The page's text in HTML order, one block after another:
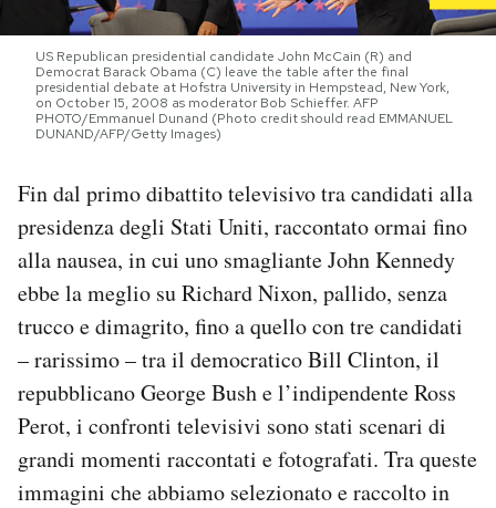
I MIEI PREFERITI
SHOP
CALENDARIO
AREA PERSONALE
Area Personale
Newsletter
Hai bisogno di aiuto?
Esci
US Republican presidential candidate John McCain (R) and
Democrat Barack Obama (C) leave the table after the final
presidential debate at Hofstra University in Hempstead, New York,
on October 15, 2008 as moderator Bob Schieffer. AFP
PHOTO/Emmanuel Dunand (Photo credit should read EMMANUEL
DUNAND/AFP/Getty Images)
Fin dal primo dibattito televisivo tra candidati alla
presidenza degli Stati Uniti, raccontato ormai fino
alla nausea, in cui uno smagliante John Kennedy
ebbe la meglio su Richard Nixon, pallido, senza
trucco e dimagrito, fino a quello con tre candidati
– rarissimo – tra il democratico Bill Clinton, il
repubblicano George Bush e l’indipendente Ross
Perot, i confronti televisivi sono stati scenari di
grandi momenti raccontati e fotografati. Tra queste
immagini che abbiamo selezionato e raccolto in